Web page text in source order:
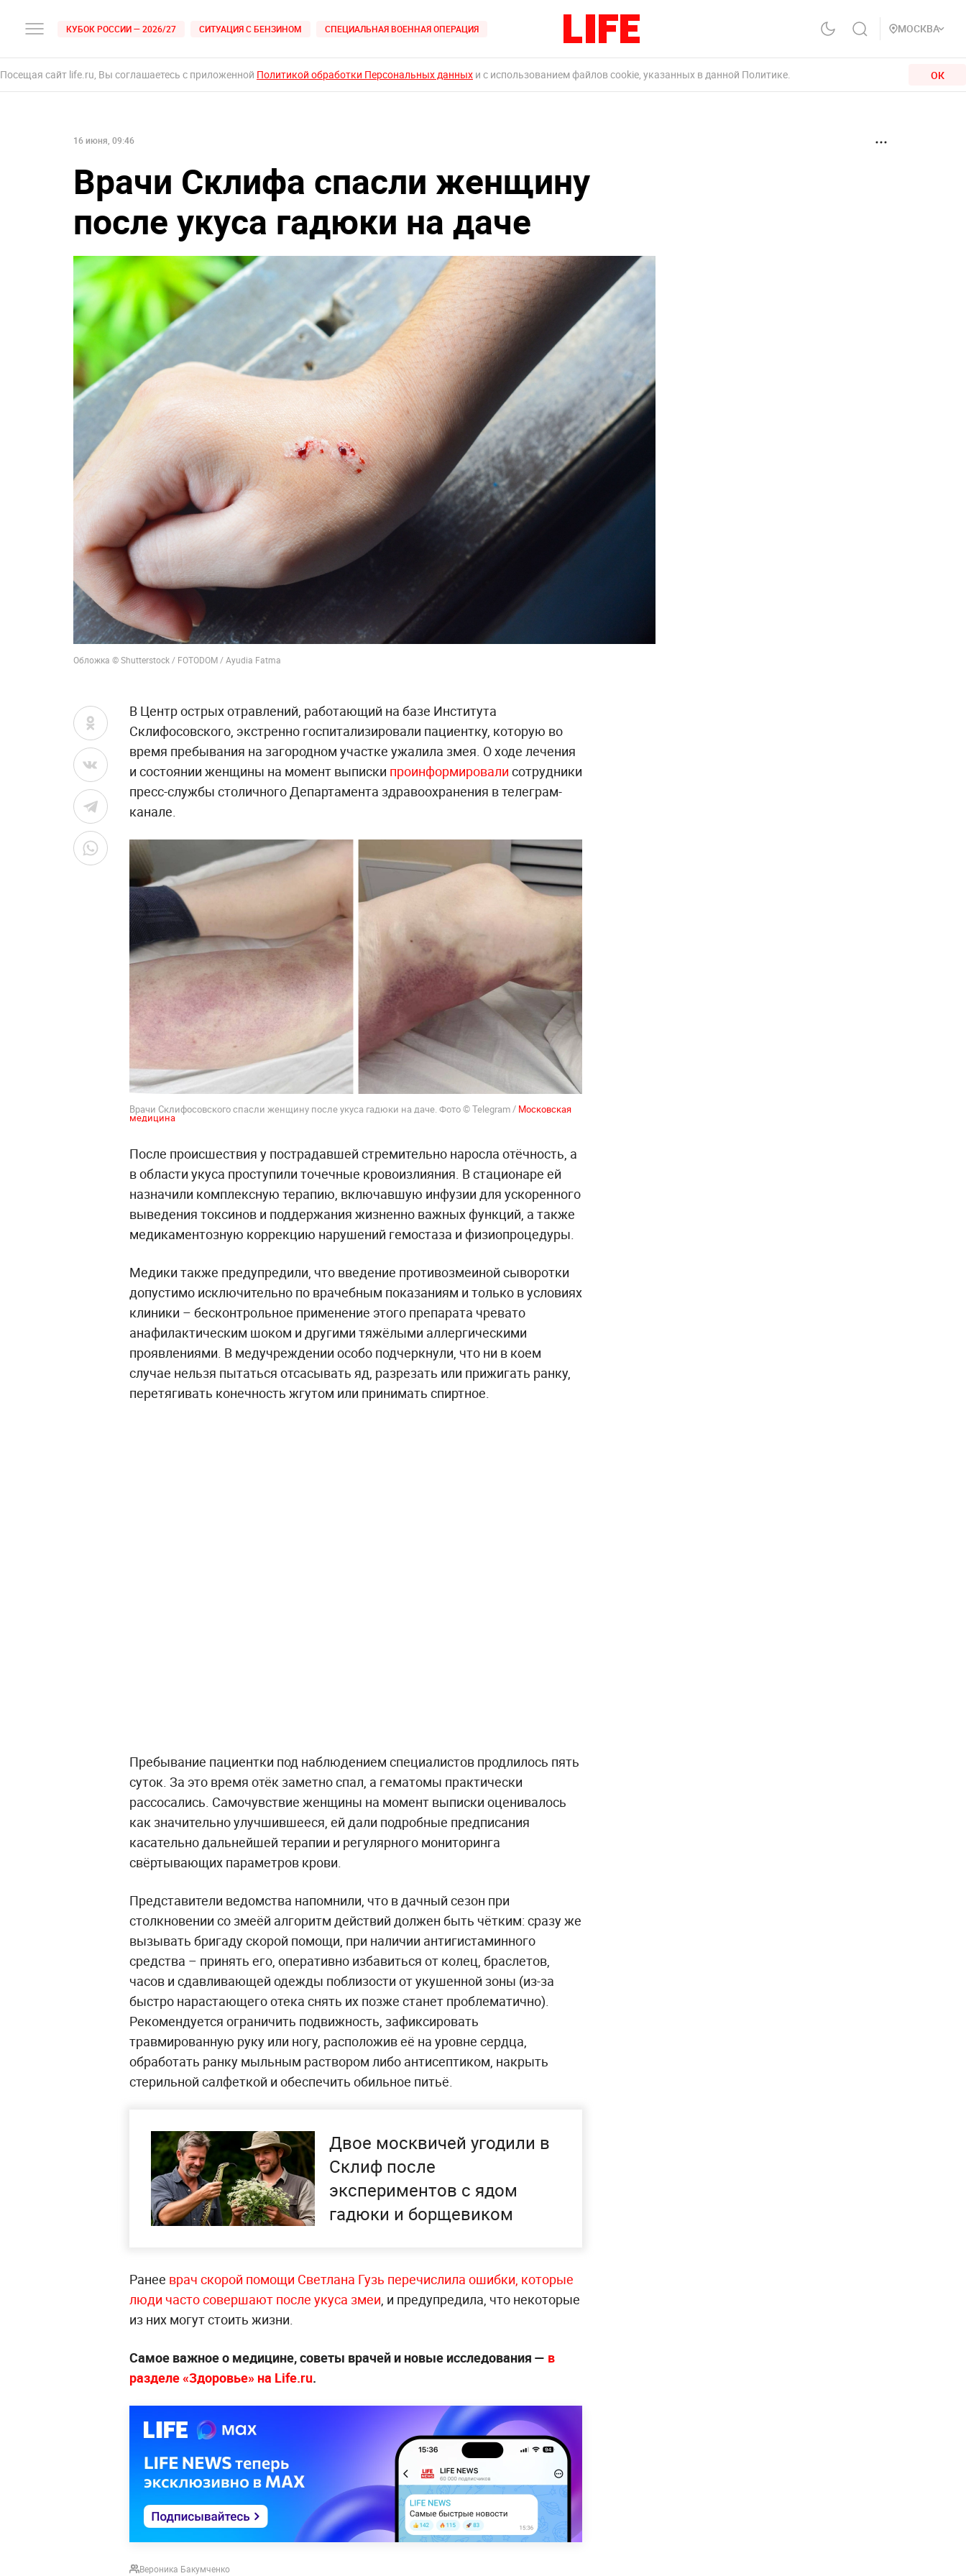
КУБОК РОССИИ — 2026/27 СИТУАЦИЯ С БЕНЗИНОМ СПЕЦИАЛЬНАЯ ВОЕННАЯ ОПЕРАЦИЯ МОСКВА
Посещая сайт life.ru, Вы соглашаетесь с приложенной Политикой обработки Персональных данных и с использованием файлов cookie, указанных в данной Политике. ОК
16 июня, 09:46
Врачи Склифа спасли женщину
после укуса гадюки на даче
Обложка © Shutterstock / FOTODOM / Ayudia Fatma
В Центр острых отравлений, работающий на базе Института
Склифосовского, экстренно госпитализировали пациентку, которую во
время пребывания на загородном участке ужалила змея. О ходе лечения
и состоянии женщины на момент выписки проинформировали сотрудники
пресс-службы столичного Департамента здравоохранения в телеграм-
канале.
Врачи Склифосовского спасли женщину после укуса гадюки на даче. Фото © Telegram / Московская
медицина
После происшествия у пострадавшей стремительно наросла отёчность, а
в области укуса проступили точечные кровоизлияния. В стационаре ей
назначили комплексную терапию, включавшую инфузии для ускоренного
выведения токсинов и поддержания жизненно важных функций, а также
медикаментозную коррекцию нарушений гемостаза и физиопроцедуры.
Медики также предупредили, что введение противозмеиной сыворотки
допустимо исключительно по врачебным показаниям и только в условиях
клиники – бесконтрольное применение этого препарата чревато
анафилактическим шоком и другими тяжёлыми аллергическими
проявлениями. В медучреждении особо подчеркнули, что ни в коем
случае нельзя пытаться отсасывать яд, разрезать или прижигать ранку,
перетягивать конечность жгутом или принимать спиртное.
Пребывание пациентки под наблюдением специалистов продлилось пять
суток. За это время отёк заметно спал, а гематомы практически
рассосались. Самочувствие женщины на момент выписки оценивалось
как значительно улучшившееся, ей дали подробные предписания
касательно дальнейшей терапии и регулярного мониторинга
свёртывающих параметров крови.
Представители ведомства напомнили, что в дачный сезон при
столкновении со змеёй алгоритм действий должен быть чётким: сразу же
вызывать бригаду скорой помощи, при наличии антигистаминного
средства – принять его, оперативно избавиться от колец, браслетов,
часов и сдавливающей одежды поблизости от укушенной зоны (из-за
быстро нарастающего отека снять их позже станет проблематично).
Рекомендуется ограничить подвижность, зафиксировать
травмированную руку или ногу, расположив её на уровне сердца,
обработать ранку мыльным раствором либо антисептиком, накрыть
стерильной салфеткой и обеспечить обильное питьё.
Двое москвичей угодили в
Склиф после
экспериментов с ядом
гадюки и борщевиком
Ранее врач скорой помощи Светлана Гузь перечислила ошибки, которые
люди часто совершают после укуса змеи, и предупредила, что некоторые
из них могут стоить жизни.
Самое важное о медицине, советы врачей и новые исследования — в
разделе «Здоровье» на Life.ru.
Вероника Бакумченко